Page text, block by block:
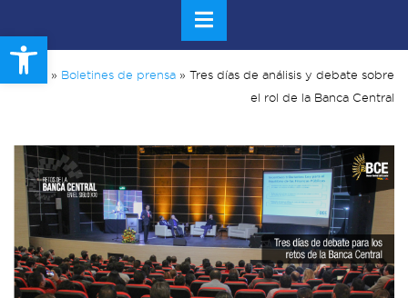
Open toolbar
Inicio » Boletines de prensa » Tres días de análisis y debate sobre
el rol de la Banca Central